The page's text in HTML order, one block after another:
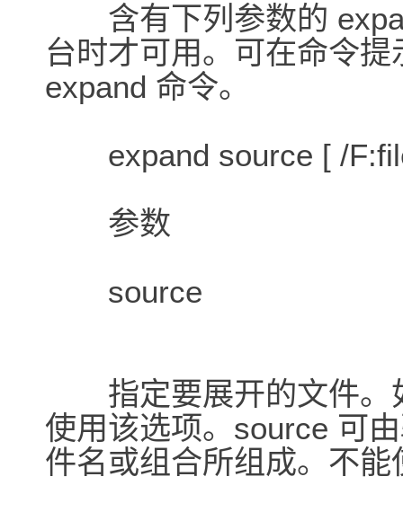
含有下列参数的
台时才可用。可在命令
expand 命令。
expand source [ /
参数
source
指定要展开的文件。
使用该选项。source 可
件名或组合所组成。不能